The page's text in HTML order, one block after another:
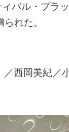
バル・プラ
れた。
西岡美紀／